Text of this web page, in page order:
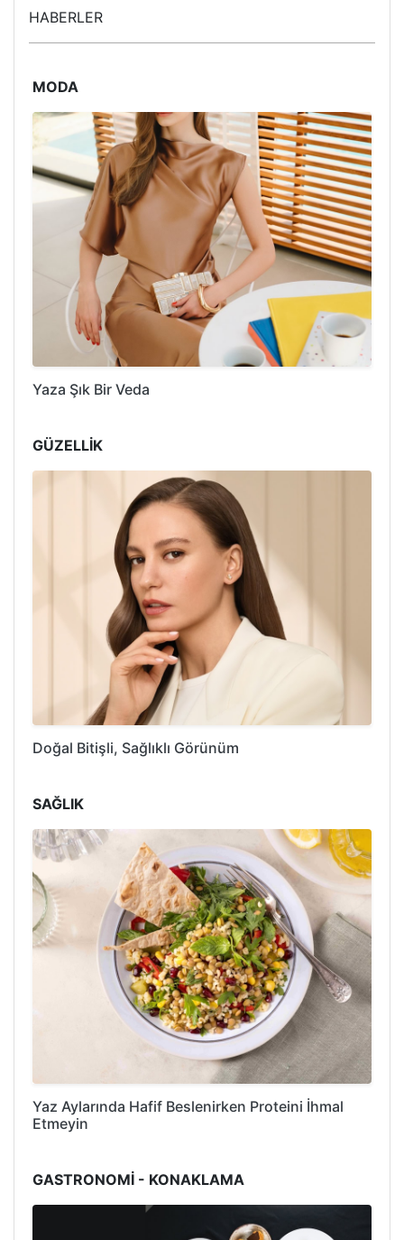
HABERLER
MODA
Yaza Şık Bir Veda
GÜZELLİK
Doğal Bitişli, Sağlıklı Görünüm
SAĞLIK
Yaz Aylarında Hafif Beslenirken Proteini İhmal
Etmeyin
GASTRONOMİ - KONAKLAMA